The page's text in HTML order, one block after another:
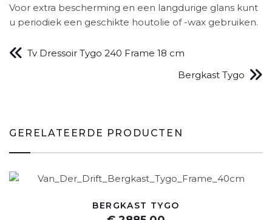
Voor extra bescherming en een langdurige glans kunt
u periodiek een geschikte houtolie of -wax gebruiken.
Tv Dressoir Tygo 240 Frame 18 cm
Bergkast Tygo
GERELATEERDE PRODUCTEN
BERGKAST TYGO